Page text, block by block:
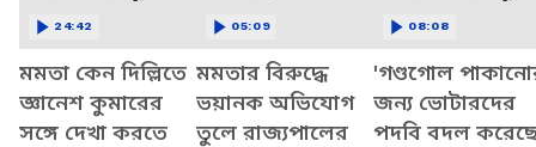
মমতা কেন দিল্লিতে
জ্ঞানেশ কুমারের
সঙ্গে দেখা করতে
24:42
মমতার বিরুদ্ধে
ভয়ানক অভিযোগ
তুলে রাজ্যপালের
05:09
'গণ্ডগোল
জন্য ভোটারদের
পদবি বদল
08:08